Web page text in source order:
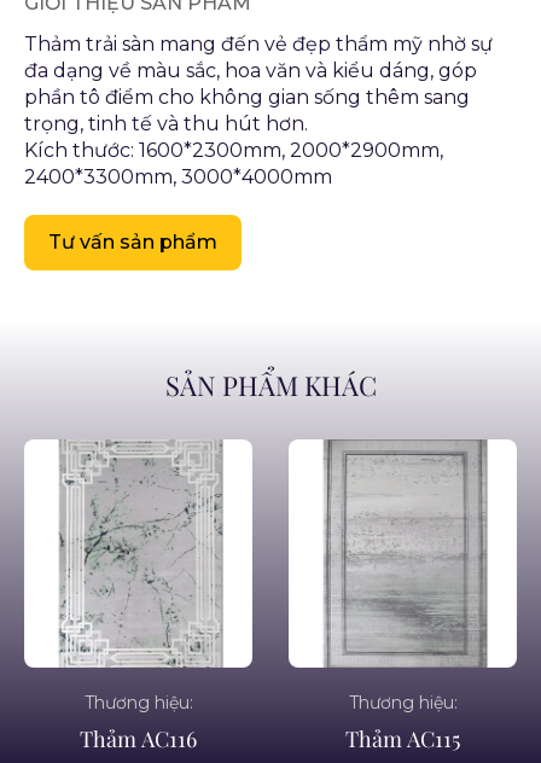
Thảm trải sàn mang đến vẻ đẹp thẩm mỹ nhờ sự
đa dạng về màu sắc, hoa văn và kiểu dáng, góp
phần tô điểm cho không gian sống thêm sang
trọng, tinh tế và thu hút hơn.
Kích thước: 1600*2300mm, 2000*2900mm,
2400*3300mm, 3000*4000mm
Tư vấn sản phẩm
SẢN PHẨM KHÁC
Thương hiệu:
Thảm AC116
Thương hiệu:
Thảm AC115